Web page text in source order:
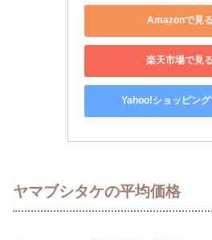
Amazonで見る
楽天市場で見る
Yahoo!ショッピング
ヤマブシタケの平均価格